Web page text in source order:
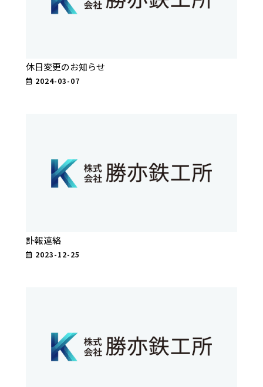
休日変更のお知らせ
2024-03-07
訃報連絡
2023-12-25